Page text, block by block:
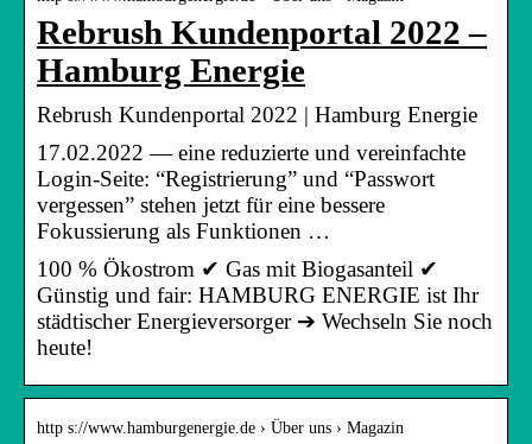
Rebrush Kundenportal 2022 –
Hamburg Energie
Rebrush Kundenportal 2022 | Hamburg Energie
17.02.2022 — eine reduzierte und vereinfachte
Login-Seite: “Registrierung” und “Passwort
vergessen” stehen jetzt für eine bessere
Fokussierung als Funktionen …
100 % Ökostrom ✔ Gas mit Biogasanteil ✔
Günstig und fair: HAMBURG ENERGIE ist Ihr
städtischer Energieversorger ➔ Wechseln Sie noch
heute!
http s://www.hamburgenergie.de › Über uns › Magazin